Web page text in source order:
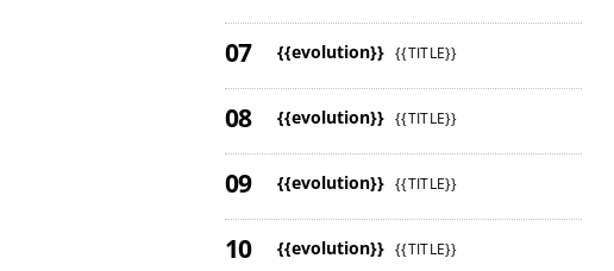
{{evolution}} {{TITLE}}
{{evolution}} {{TITLE}}
{{evolution}} {{TITLE}}
{{evolution}} {{TITLE}}